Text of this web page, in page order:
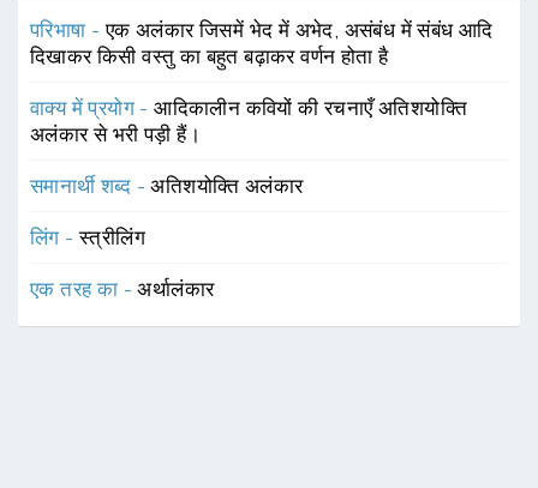
परिभाषा -एक अलंकार जिसमें भेद में अभेद, असंबंध में संबंध आदि
दिखाकर किसी वस्तु का बहुत बढ़ाकर वर्णन होता है
वाक्य में प्रयोग -आदिकालीन कवियों की रचनाएँ अतिशयोक्ति
अलंकार से भरी पड़ी हैं।
समानार्थी शब्द -अतिशयोक्ति अलंकार
लिंग -स्त्रीलिंग
एक तरह का -अर्थालंकार